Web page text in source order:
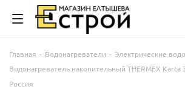
Главная - Водонагреватели - Электрические
Водонагреватель накопительный THERMEX Karta
Россия